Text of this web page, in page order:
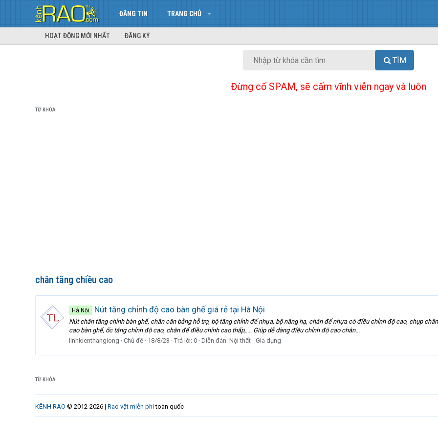
ĐĂNG TIN TRANG CHỦ
HOẠT ĐỘNG MỚI NHẤT ĐĂNG KÝ
TÌM
Đừng cố SPAM, sẽ cấm vĩnh viễn ngay và luôn
TỪ KHÓA
chân tăng chiều cao
Hà Nội Nút tăng chỉnh độ cao bàn ghế giá rẻ tại Hà Nội
Nút chân tăng chỉnh bàn ghế, chân cân bằng hỗ trợ, bộ tăng chỉnh đế nhựa, bộ nâng hạ, chân đế nhựa có điều chỉnh độ cao, chụp
cao bàn ghế, ốc tăng chỉnh độ cao, chân đế điều chỉnh cao thấp,…. Giúp dễ dàng điều chỉnh độ cao chân...
linhkienthanglong
Chủ đề 18/8/23 Trả lời: 0 Diễn đàn: Nội thất - Gia dụng
TỪ KHÓA
KÊNH RAO © 2012-2026 | Rao vặt miễn phítoàn quốc